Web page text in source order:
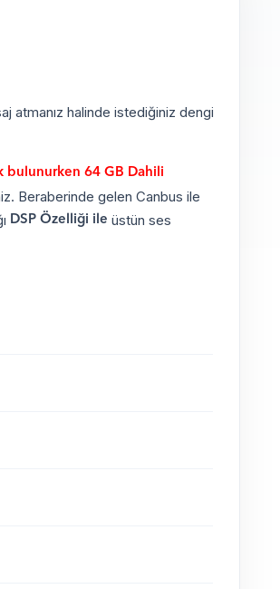
atmanız halinde istediğiniz dengi
bulunurken 64 GB Dahili
Beraberinde gelen Canbus ile
DSP Özelliği ile üstün ses